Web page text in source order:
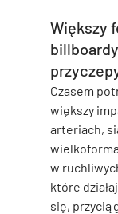
Większy
Czasem
większy
arteriach,
w
które
się,